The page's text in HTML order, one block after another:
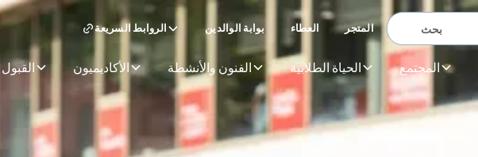
الروابط السريعة بوابة الوالدين العطاء المتجر
القبول الأكاديميون الفنون والأنشطة الحياة الطلابية المجتمع